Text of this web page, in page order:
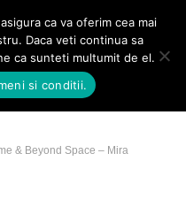
& Beyond Space – Mira
ca va oferim cea mai
Daca veti continua sa
ca sunteti multumit de el.
si conditii.